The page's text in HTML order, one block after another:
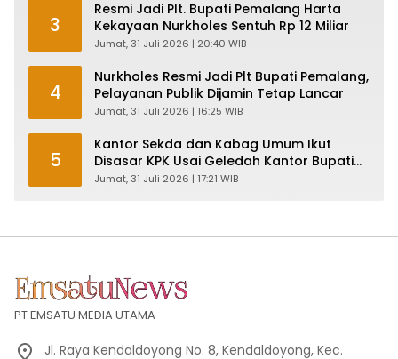
3
Resmi Jadi Plt. Bupati Pemalang Harta
Kekayaan Nurkholes Sentuh Rp 12 Miliar
Jumat, 31 Juli 2026 | 20:40 WIB
4
Nurkholes Resmi Jadi Plt Bupati Pemalang,
Pelayanan Publik Dijamin Tetap Lancar
Jumat, 31 Juli 2026 | 16:25 WIB
5
Kantor Sekda dan Kabag Umum Ikut
Disasar KPK Usai Geledah Kantor Bupati
Pemalang
Jumat, 31 Juli 2026 | 17:21 WIB
PT EMSATU MEDIA UTAMA
Jl. Raya Kendaldoyong No. 8, Kendaldoyong, Kec.